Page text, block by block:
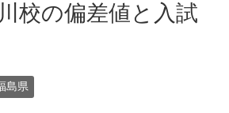
校の偏差値と入試
島県